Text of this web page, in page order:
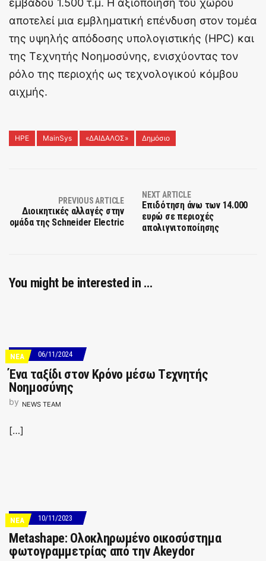
εμβαδού 1.500 τ.μ. Η αξιοποίηση του χώρου
αποτελεί μια εμβληματική επένδυση στον τομέα
της υψηλής απόδοσης υπολογιστικής (HPC) και
της Τεχνητής Νοημοσύνης, ενισχύοντας τον
ρόλο της περιοχής ως τεχνολογικού κόμβου
αιχμής.
HPE MainSys «ΔΑΙΔΑΛΟΣ» Δημόσιο
PREVIOUS ARTICLE
Διοικητικές αλλαγές στην
ομάδα της Schneider Electric
NEXT ARTICLE
Επιδότηση άνω των 14.000
ευρώ σε περιοχές
απολιγνιτοποίησης
You might be interested in …
ΝΕΑ 06/11/2024
Ένα ταξίδι στον Κρόνο μέσω Tεχνητής
Nοημοσύνης
by NEWS TEAM
[…]
ΝΕΑ 10/11/2023
Metashape: Ολοκληρωμένο οικοσύστημα
φωτογραμμετρίας από την Akeydor